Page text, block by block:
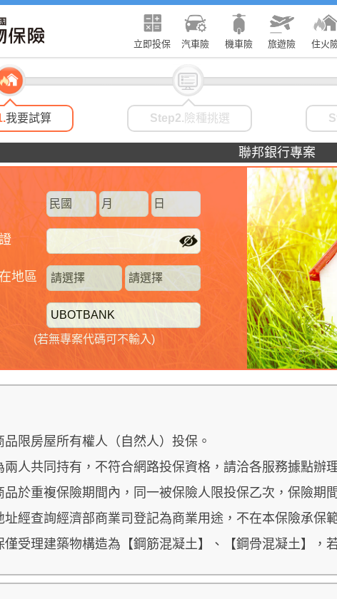
立即投保 汽車險 機車險 旅遊險 住火
我要試算 Step2. 險種挑選
聯邦銀行專案
地區
(若無專案代碼可不輸入)
品限房屋所有權人（自然人）投保。
兩人共同持有，不符合網路投保資格，請洽各服務據點辦
品於重複保險期間內，同一被保險人限投保乙次，保險期
址經查詢經濟部商業司登記為商業用途，不在本保險承保
僅受理建築物構造為【鋼筋混凝土】、【鋼骨混凝土】，